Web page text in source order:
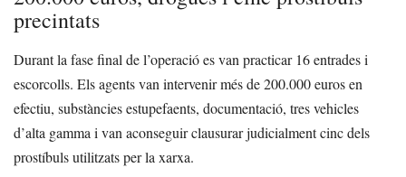
precintats
Durant la fase final de l’operació es van practicar 16 entrades i
escorcolls. Els agents van intervenir més de 200.000 euros en
efectiu, substàncies estupefaents, documentació, tres vehicles
d’alta gamma i van aconseguir clausurar judicialment cinc dels
prostíbuls utilitzats per la xarxa.